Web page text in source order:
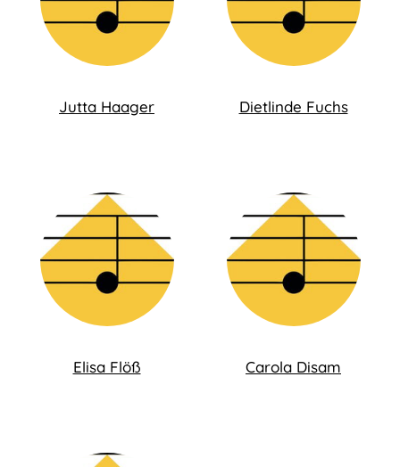
Jutta Haager Dietlinde Fuchs
Elisa Flöß Carola Disam